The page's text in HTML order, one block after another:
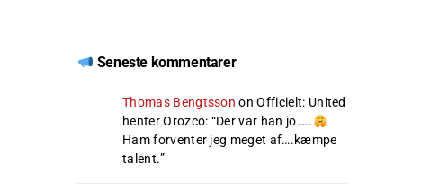
Seneste kommentarer
Thomas Bengtsson onOfficielt: United
henter Orozco: “Der var han jo…..
Ham forventer jeg meget af….kæmpe
talent.”